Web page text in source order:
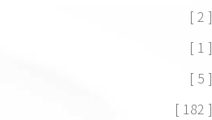
[ 2 ]
[ 1 ]
[ 5 ]
[ 182 ]